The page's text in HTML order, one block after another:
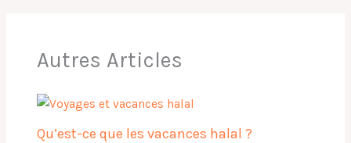
Autres Articles
Qu’est-ce que les vacances halal ?